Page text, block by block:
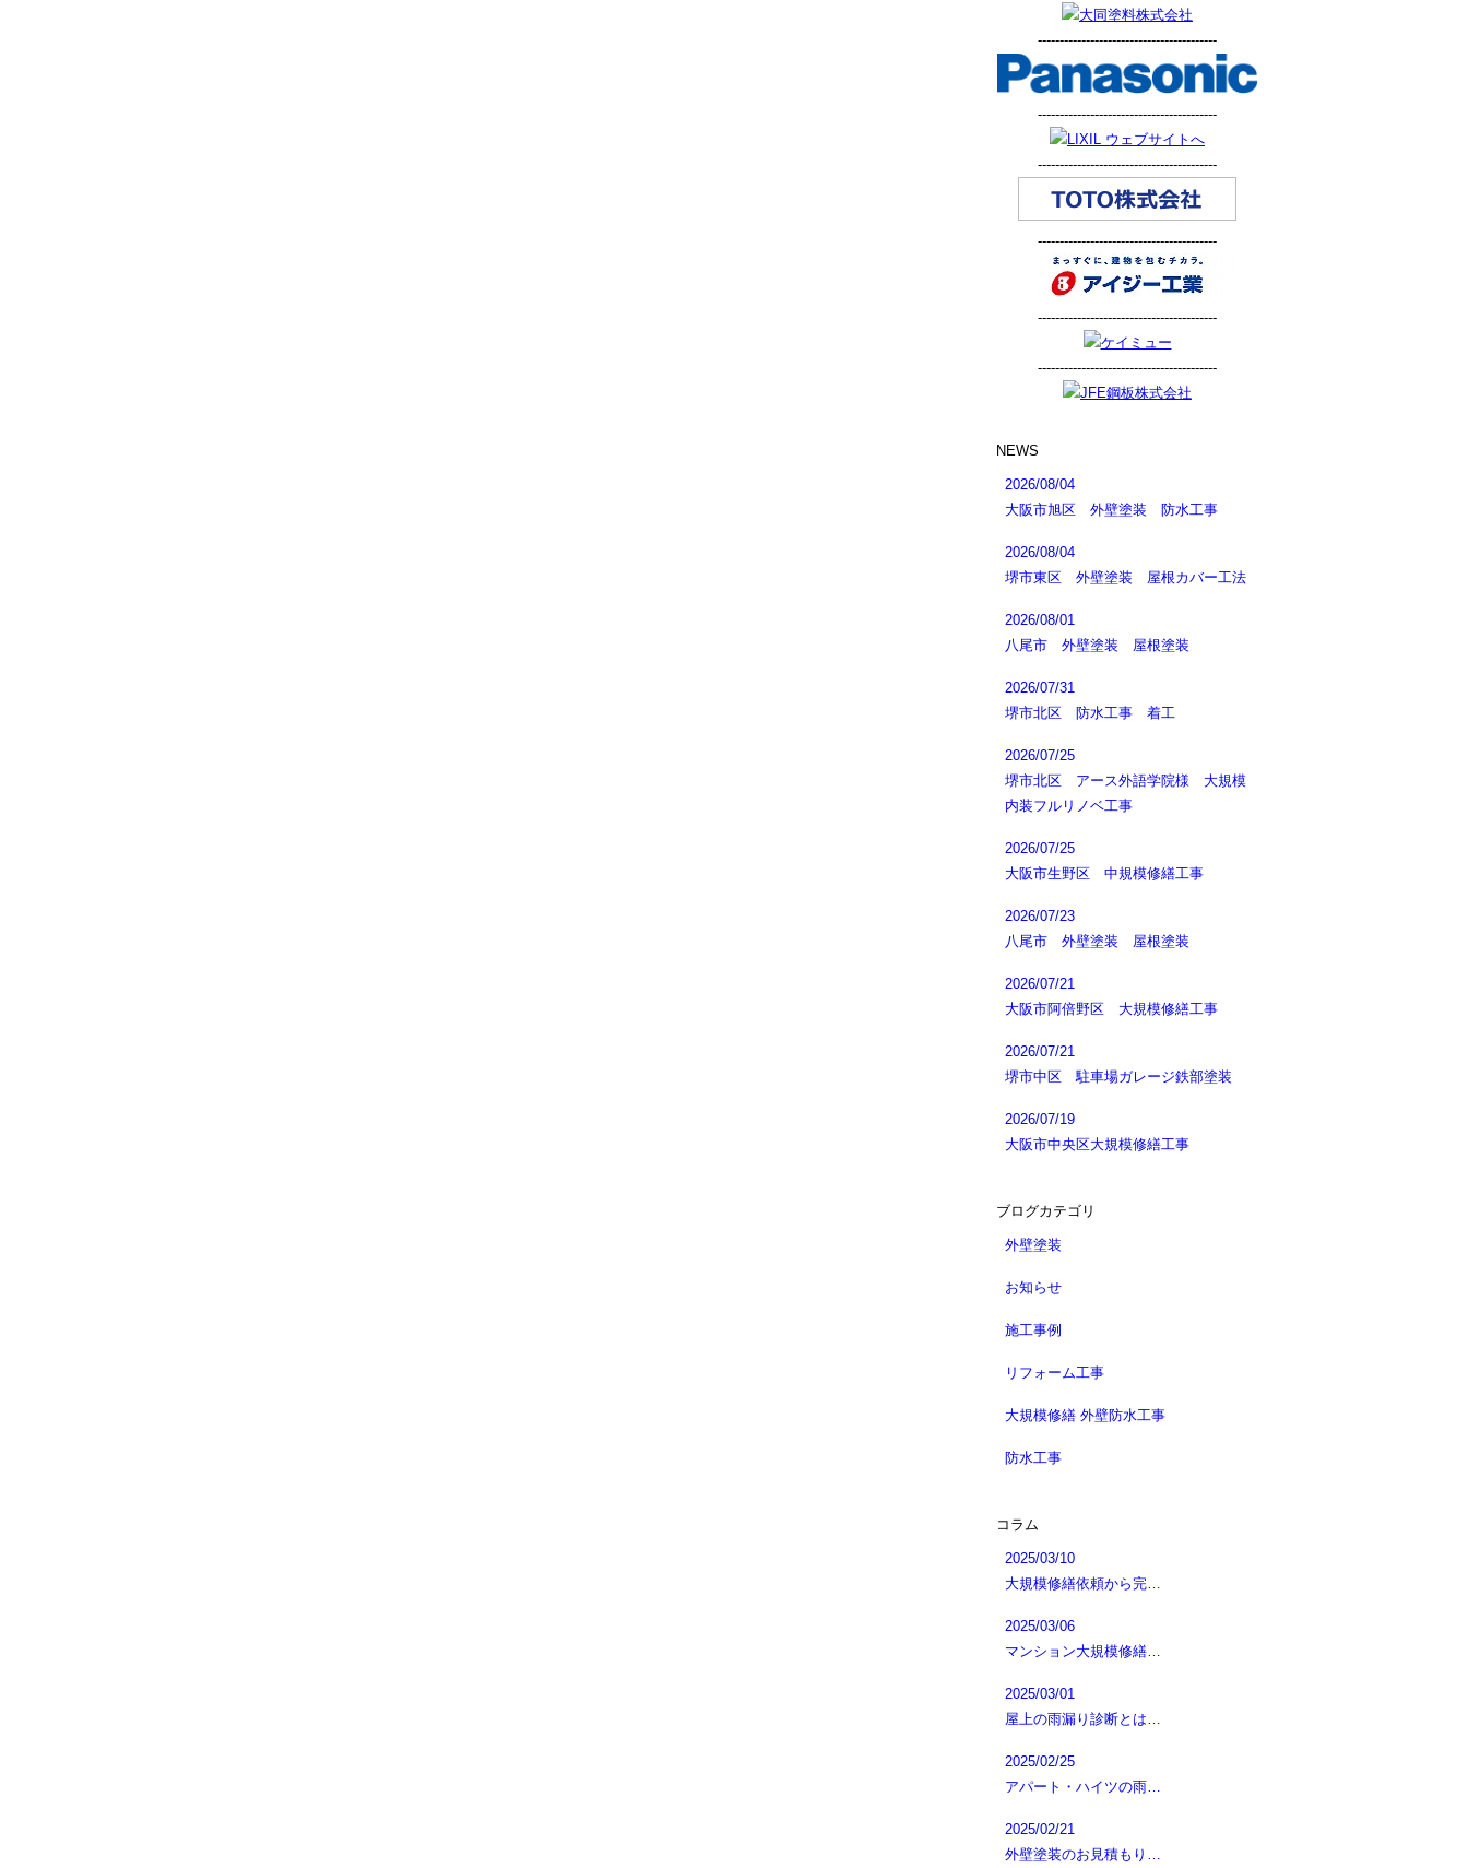
-----------------------------------------
-----------------------------------------
-----------------------------------------
-----------------------------------------
-----------------------------------------
-----------------------------------------
NEWS
2026/08/04
大阪市旭区 外壁塗装 防水工事
2026/08/04
堺市東区 外壁塗装 屋根カバー工法
2026/08/01
八尾市 外壁塗装 屋根塗装
2026/07/31
堺市北区 防水工事 着工
2026/07/25
堺市北区 アース外語学院様 大規模
内装フルリノベ工事
2026/07/25
大阪市生野区 中規模修繕工事
2026/07/23
八尾市 外壁塗装 屋根塗装
2026/07/21
大阪市阿倍野区 大規模修繕工事
2026/07/21
堺市中区 駐車場ガレージ鉄部塗装
2026/07/19
大阪市中央区大規模修繕工事
ブログカテゴリ
外壁塗装
お知らせ
施工事例
リフォーム工事
大規模修繕 外壁防水工事
防水工事
コラム
2025/03/10
大規模修繕依頼から完…
2025/03/06
マンション大規模修繕…
2025/03/01
屋上の雨漏り診断とは…
2025/02/25
アパート・ハイツの雨…
2025/02/21
外壁塗装のお見積もり…